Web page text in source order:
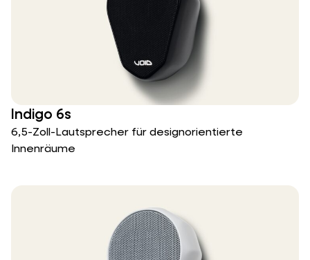
Indigo 6s
6,5-Zoll-Lautsprecher für designorientierte
Innenräume